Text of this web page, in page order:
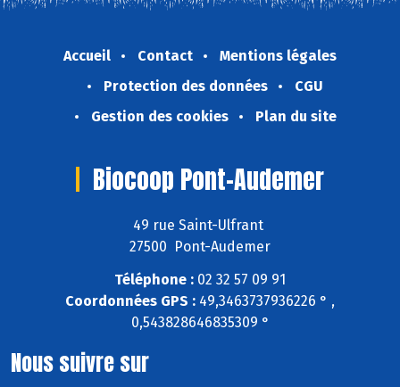
Accueil Contact
Mentions légales
Protection des données
CGU
Gestion des cookies
Plan du site
Biocoop Pont-Audemer
49 rue Saint-Ulfrant
27500 Pont-Audemer
Téléphone : 02 32 57 09 91
Coordonnées GPS : 49,3463737936226 ° ,
0,543828646835309 °
Nous suivre sur